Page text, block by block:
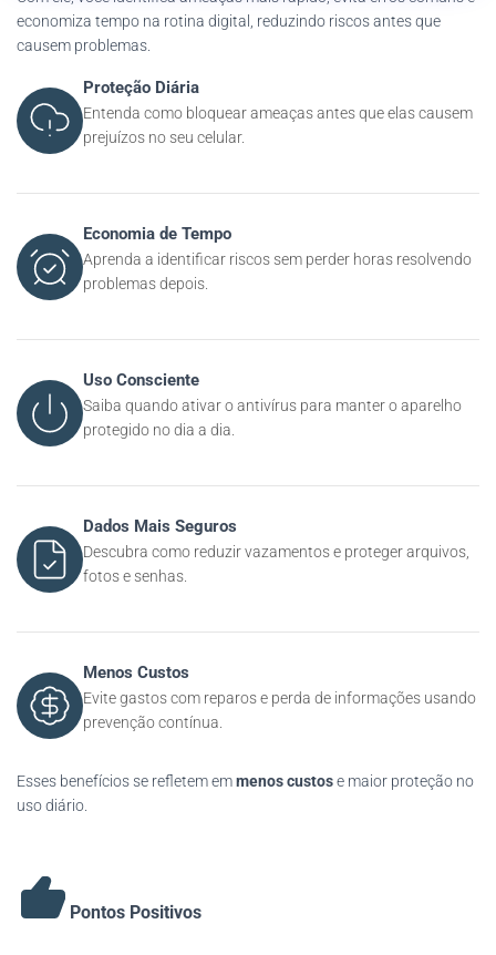
economiza tempo na rotina digital, reduzindo riscos antes que
causem problemas.
Proteção Diária
Entenda como bloquear ameaças antes que elas causem
prejuízos no seu celular.
Economia de Tempo
Aprenda a identificar riscos sem perder horas resolvendo
problemas depois.
Uso Consciente
Saiba quando ativar o antivírus para manter o aparelho
protegido no dia a dia.
Dados Mais Seguros
Descubra como reduzir vazamentos e proteger arquivos,
fotos e senhas.
Menos Custos
Evite gastos com reparos e perda de informações usando
prevenção contínua.
Esses benefícios se refletem emmenos custose maior proteção no
uso diário.
Pontos Positivos